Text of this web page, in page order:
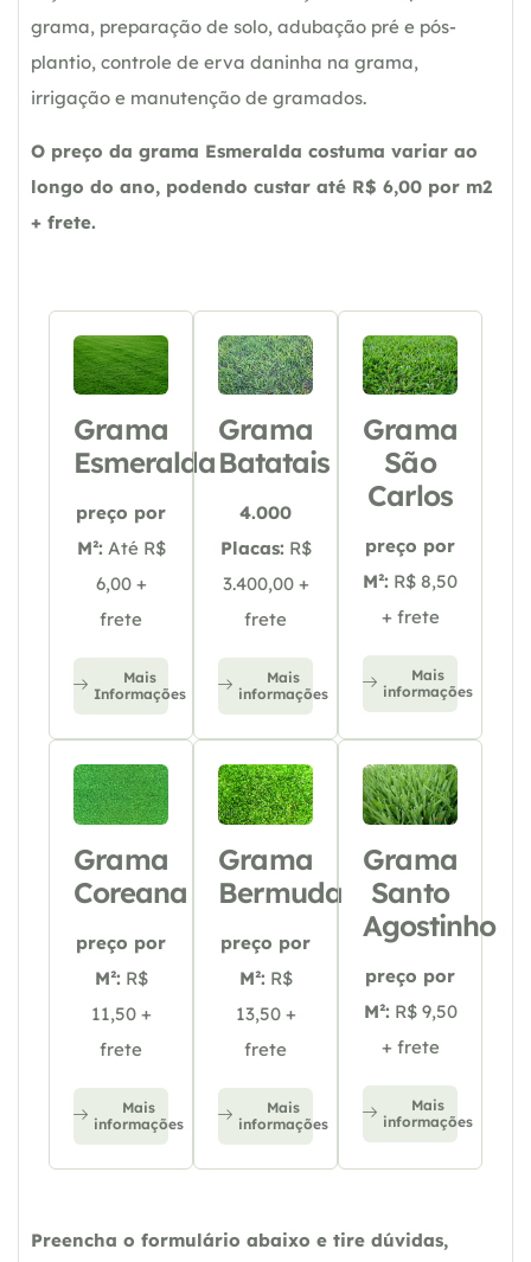
grama, preparação de solo, adubação pré e pós-
plantio, controle de erva daninha na grama,
irrigação e manutenção de gramados.
O preço da grama Esmeralda costuma variar ao
longo do ano, podendo custar até R$ 6,00 por m2
+ frete.
Grama
Esmeralda
preço por
M²: Até R$
6,00 +
frete
Mais
Informações
Grama
Batatais
4.000
Placas: R$
3.400,00 +
frete
Mais
informações
Grama
São
Carlos
preço por
M²: R$ 8,50
+ frete
Mais
informações
Grama
Coreana
preço por
M²: R$
11,50 +
frete
Mais
informações
Grama
Bermuda
preço por
M²: R$
13,50 +
frete
Mais
informações
Grama
Santo
Agostinho
preço por
M²: R$ 9,50
+ frete
Mais
informações
Preencha o formulário abaixo e tire dúvidas,